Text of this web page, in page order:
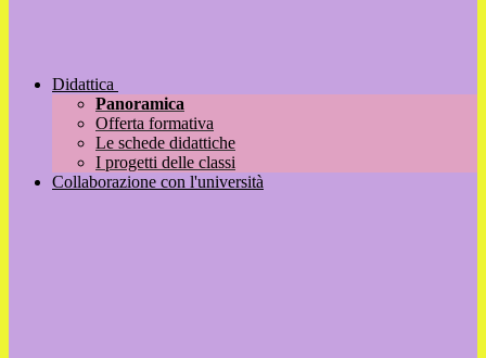
Didattica
Panoramica
Offerta formativa
Le schede didattiche
I progetti delle classi
Collaborazione con l'università